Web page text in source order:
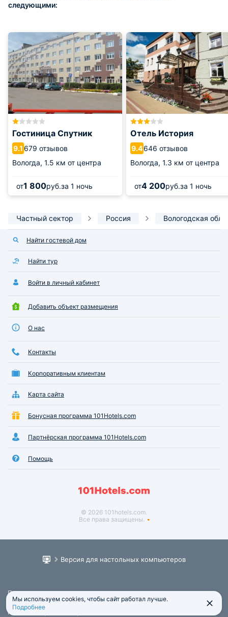
следующими:
Гостиница Спутник
9.1 679 отзывов
Вологда, 1.5 км от центра
от1 800руб.за 1 ночь
Отель История
9.4646 отзывов
Вологда, 1.3 км от центра
от4 200руб.за 1 ночь
Частный сектор Россия Вологодская
Найти гостевой дом
Найти тур
Войти в личный кабинет
Добавить объект размещения
О нас
Контакты
Корпоративным клиентам
Карта сайта
Бонусная программа 101Hotels.com
Партнёрская программа 101Hotels.com
Помощь
© 2026 101hotels.com.
Все права защищены.
Версия для настольных компьютеров
Пользовательское соглашение
Юридическая информация
Политика обработки персональных данных
Мы используем cookies, чтобы сайт работал лучше.
Подробнее